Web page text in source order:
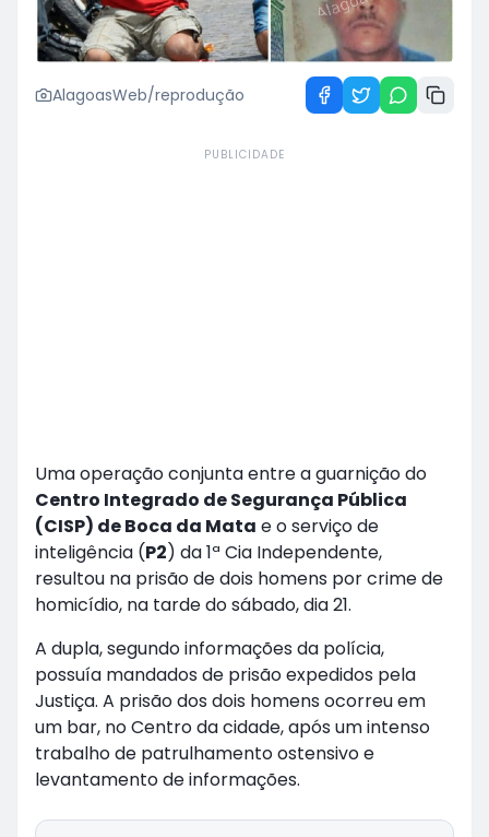
AlagoasWeb/reprodução
PUBLICIDADE
Uma operação conjunta entre a guarnição do
Centro Integrado de Segurança Pública
(CISP) de Boca da Mata e o serviço de
inteligência (P2) da 1ª Cia Independente,
resultou na prisão de dois homens por crime de
homicídio, na tarde do sábado, dia 21.
A dupla, segundo informações da polícia,
possuía mandados de prisão expedidos pela
Justiça. A prisão dos dois homens ocorreu em
um bar, no Centro da cidade, após um intenso
trabalho de patrulhamento ostensivo e
levantamento de informações.